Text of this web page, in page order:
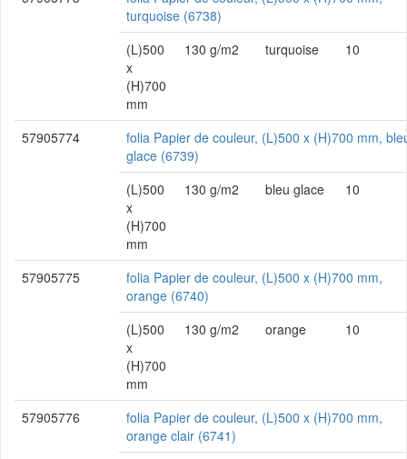
turquoise (6738)
(L)500
x
(H)700
mm
130 g/m2 turquoise 10
57905774
folia Papier de couleur, (L)500 x (H)700 mm,
glace (6739)
(L)500
x
(H)700
mm
130 g/m2 bleu glace 10
57905775
folia Papier de couleur, (L)500 x (H)700 mm,
orange (6740)
(L)500
x
(H)700
mm
130 g/m2 orange 10
57905776
folia Papier de couleur, (L)500 x (H)700 mm,
orange clair (6741)